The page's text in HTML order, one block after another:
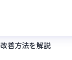
善方法を解説